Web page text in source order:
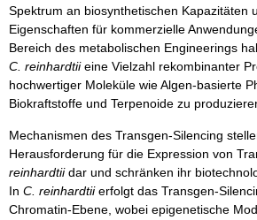
Spektrum an biosynthetischen Kapazitäten
Eigenschaften für kommerzielle
Bereich des metabolischen Engineerings
C. reinhardtiieine Vielzahl rekombinanter
hochwertiger Moleküle wie Algen-basierte
Biokraftstoffe und Terpenoide zu
Mechanismen des Transgen-Silencing
Herausforderung für die Expression von
reinhardtiidar und schränken ihr
In C. reinhardtiierfolgt das Transgen-
Chromatin-Ebene, wobei epigenetische